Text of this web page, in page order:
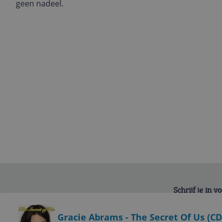
geen nadeel.
Gracie Abrams - The Secret Of Us
Schrijf je in